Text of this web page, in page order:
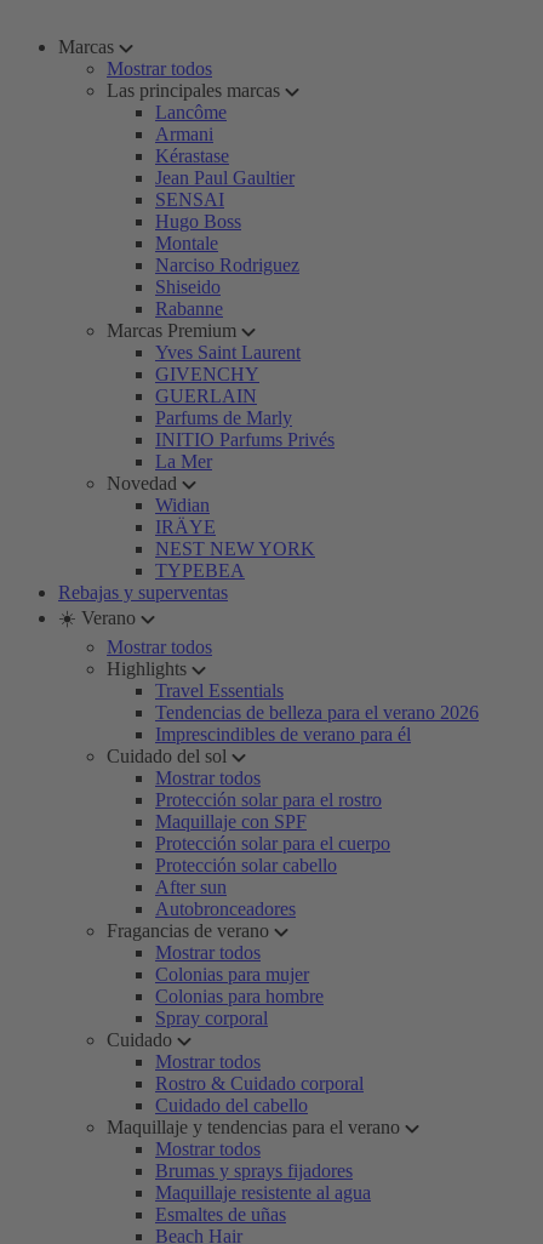
Marcas
Mostrar todos
Las principales marcas
Lancôme
Armani
Kérastase
Jean Paul Gaultier
SENSAI
Hugo Boss
Montale
Narciso Rodriguez
Shiseido
Rabanne
Marcas Premium
Yves Saint Laurent
GIVENCHY
GUERLAIN
Parfums de Marly
INITIO Parfums Privés
La Mer
Novedad
Widian
IRÄYE
NEST NEW YORK
TYPEBEA
Rebajas y superventas
☀️ Verano
Mostrar todos
Highlights
Travel Essentials
Tendencias de belleza para el verano 2026
Imprescindibles de verano para él
Cuidado del sol
Mostrar todos
Protección solar para el rostro
Maquillaje con SPF
Protección solar para el cuerpo
Protección solar cabello
After sun
Autobronceadores
Fragancias de verano
Mostrar todos
Colonias para mujer
Colonias para hombre
Spray corporal
Cuidado
Mostrar todos
Rostro & Cuidado corporal
Cuidado del cabello
Maquillaje y tendencias para el verano
Mostrar todos
Brumas y sprays fijadores
Maquillaje resistente al agua
Esmaltes de uñas
Beach Hair